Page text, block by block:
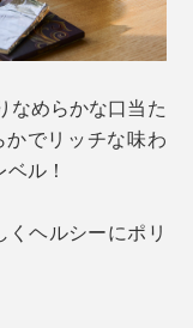
なめらかな口当た
でリッチな味わ
ル！
くヘルシーにポリ